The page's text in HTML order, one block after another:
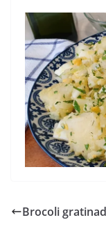
Brocoli